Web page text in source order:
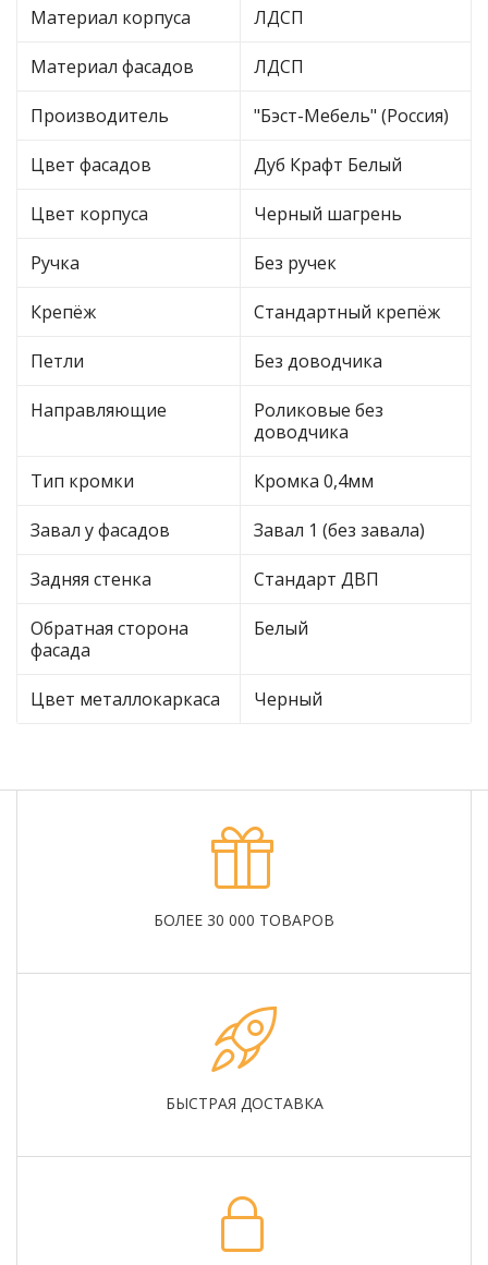
Материал корпуса ЛДСП
Материал фасадов ЛДСП
Производитель "Бэст-Мебель" (Россия)
Цвет фасадов Дуб Крафт Белый
Цвет корпуса Черный шагрень
Ручка Без ручек
Крепёж Стандартный крепёж
Петли Без доводчика
Направляющие
Роликовые без
доводчика
Тип кромки Кромка 0,4мм
Завал у фасадов Завал 1 (без завала)
Задняя стенка Стандарт ДВП
Обратная сторона
фасада
Белый
Цвет металлокаркаса Черный
БОЛЕЕ 30 000 ТОВАРОВ
БЫСТРАЯ ДОСТАВКА